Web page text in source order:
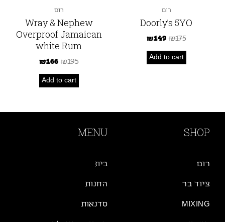
רום
Doorly’s 5YO
₪175
₪149
Add to cart
רום
Wray & Nephew
Overproof Jamaican
white Rum
₪195
₪166
Add to cart
SHOP
רום
ציוד בר
MIXING
MENU
בית
החנות
סדנאות